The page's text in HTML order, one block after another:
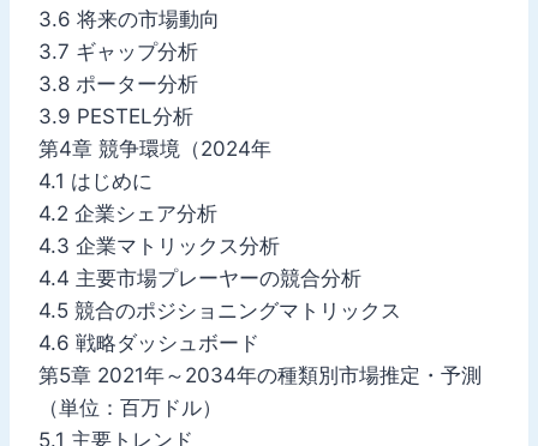
3.6 将来の市場動向
3.7 ギャップ分析
3.8 ポーター分析
3.9 PESTEL分析
第4章 競争環境（2024年
4.1 はじめに
4.2 企業シェア分析
4.3 企業マトリックス分析
4.4 主要市場プレーヤーの競合分析
4.5 競合のポジショニングマトリックス
4.6 戦略ダッシュボード
第5章 2021年～2034年の種類別市場推定・予測
（単位：百万ドル）
5.1 主要トレンド